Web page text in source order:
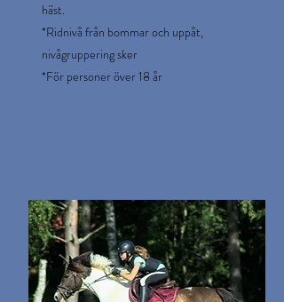
häst.
*Ridnivå från bommar och uppåt,
nivågruppering sker
*För personer över 18 år